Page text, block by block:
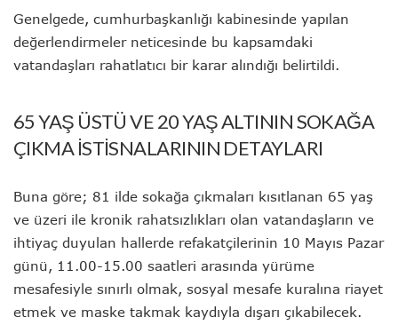
Genelgede, cumhurbaşkanlığı kabinesinde yapılan
değerlendirmeler neticesinde bu kapsamdaki
vatandaşları rahatlatıcı bir karar alındığı belirtildi.
65 YAŞ ÜSTÜ VE 20 YAŞ ALTININ SOKAĞA
ÇIKMA İSTİSNALARININ DETAYLARI
Buna göre; 81 ilde sokağa çıkmaları kısıtlanan 65 yaş
ve üzeri ile kronik rahatsızlıkları olan vatandaşların ve
ihtiyaç duyulan hallerde refakatçilerinin 10 Mayıs Pazar
günü, 11.00-15.00 saatleri arasında yürüme
mesafesiyle sınırlı olmak, sosyal mesafe kuralına riayet
etmek ve maske takmak kaydıyla dışarı çıkabilecek.